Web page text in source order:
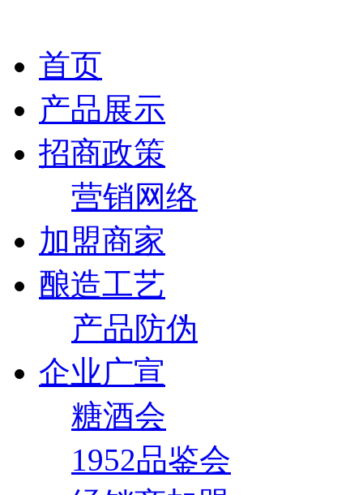
首页
产品展示
招商政策
营销网络
加盟商家
酿造工艺
产品防伪
企业广宣
糖酒会
1952品鉴会